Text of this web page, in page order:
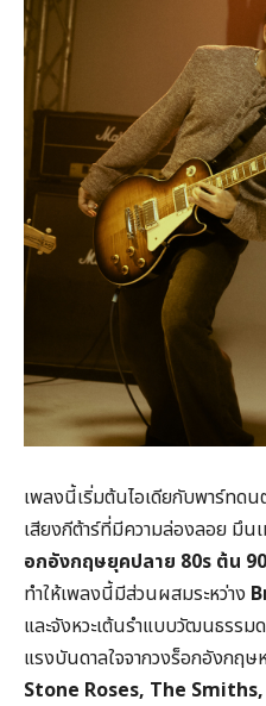
เพลงนี้เริ่มต้นไอเดียกับพาร์ทดน
เสียงกีต้าร์ที่มีความล่องลอย มึน
อกอังกฤษยุคปลาย 80s ต้น
ทำให้เพลงนี้มีส่วนผสมระหว่าง
และจังหวะเต้นรำแบบวัฒนธรร
แรงบันดาลใจจากวงร็อกอังกฤษ
Stone Roses, The